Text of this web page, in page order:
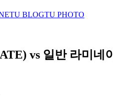
TU BLOGTU PHOTO
vs 일반 라미네